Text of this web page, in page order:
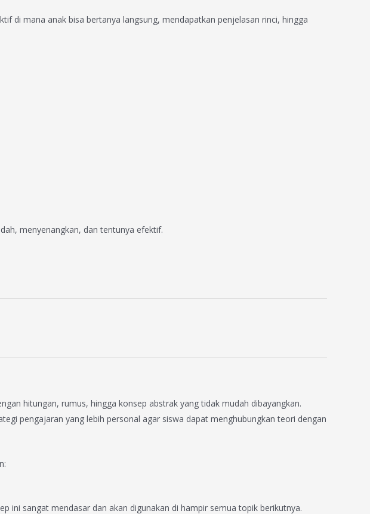
di mana anak bisa bertanya langsung, mendapatkan penjelasan rinci, hingga
menyenangkan, dan tentunya efektif.
hitungan, rumus, hingga konsep abstrak yang tidak mudah dibayangkan.
pengajaran yang lebih personal agar siswa dapat menghubungkan teori dengan
ini sangat mendasar dan akan digunakan di hampir semua topik berikutnya.